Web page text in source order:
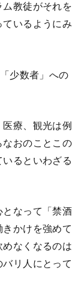
教徒がそれを
ているようにみ
少数者」への
医療、観光は例
おのことこの
るといわざる
なって「禁酒
かけを強めて
なくなるのは
リ人にとって